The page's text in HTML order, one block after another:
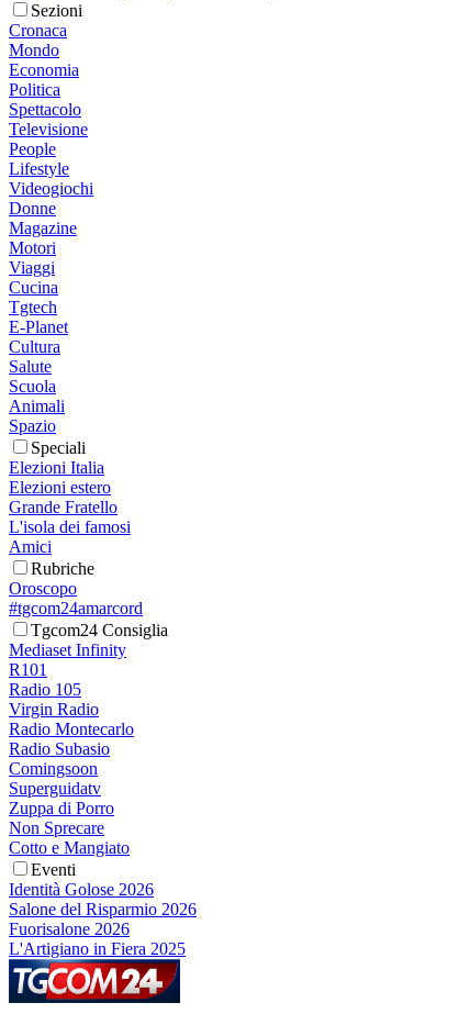
Sezioni
Cronaca
Mondo
Economia
Politica
Spettacolo
Televisione
People
Lifestyle
Videogiochi
Donne
Magazine
Motori
Viaggi
Cucina
Tgtech
E-Planet
Cultura
Salute
Scuola
Animali
Spazio
Speciali
Elezioni Italia
Elezioni estero
Grande Fratello
L'isola dei famosi
Amici
Rubriche
Oroscopo
#tgcom24amarcord
Tgcom24 Consiglia
Mediaset Infinity
R101
Radio 105
Virgin Radio
Radio Montecarlo
Radio Subasio
Comingsoon
Superguidatv
Zuppa di Porro
Non Sprecare
Cotto e Mangiato
Eventi
Identità Golose 2026
Salone del Risparmio 2026
Fuorisalone 2026
L'Artigiano in Fiera 2025